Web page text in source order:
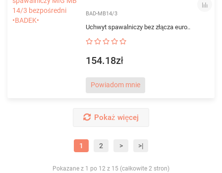
BAD-MB14/3
Uchwyt spawalniczy bez złącza euro..
154.18zł
Powiadom mnie
Pokaż więcej
1 2 > >|
Pokazane z 1 po 12 z 15 (całkowite 2 stron)